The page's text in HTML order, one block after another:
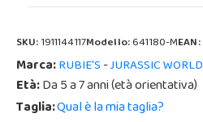
SKU:1911144117Modello:641180-MEAN:
Marca:RUBIE'S-JURASSIC WORLD
Età:Da 5 a 7 anni (età orientativa)
Taglia:Qual è la mia taglia?